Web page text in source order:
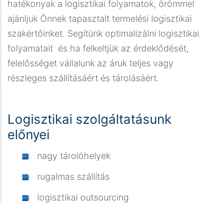
hatékonyak a logisztikai folyamatok, örömmel
ajánljuk Önnek tapasztalt termelési logisztikai
szakértőinket. Segítünk optimalizálni logisztikai
folyamatait és ha felkeltjük az érdeklődését,
felelősséget vállalunk az áruk teljes vagy
részleges szállításáért és tárolásáért.
Logisztikai szolgáltatásunk
előnyei
nagy tárolóhelyek
rugalmas szállítás
logisztikai outsourcing